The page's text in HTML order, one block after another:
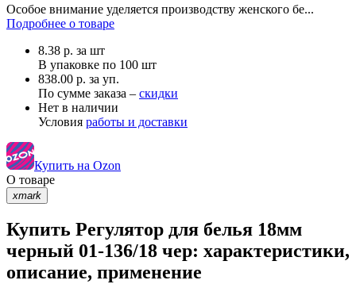
Особое внимание уделяется производству женского бе...
Подробнее о товаре
8.38 р. за шт
В упаковке по 100 шт
838.00 р. за уп.
По сумме заказа – скидки
Нет в наличии
Условия работы и доставки
Купить на Ozon
О товаре
xmark
Купить Регулятор для белья 18мм
черный 01-136/18 чер: характеристики,
описание, применение